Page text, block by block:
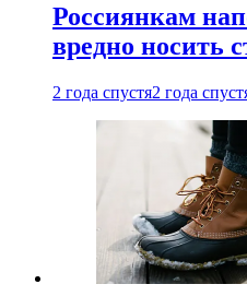
Россиянкам
вредно носить
2 года спустя2 года